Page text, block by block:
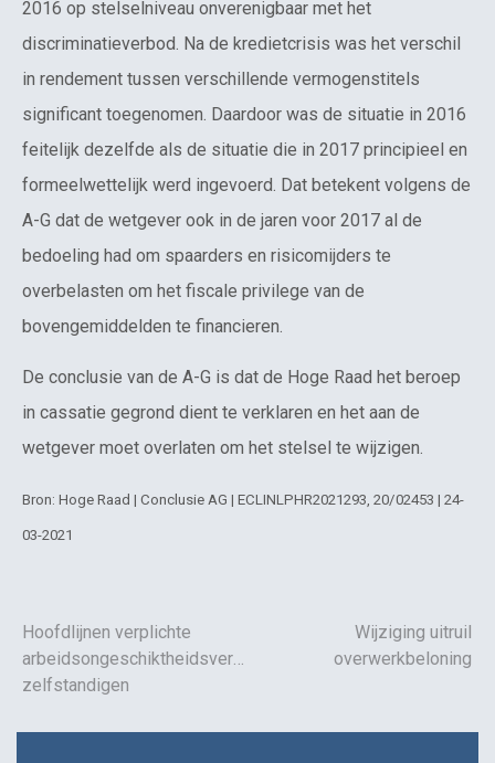
2016 op stelselniveau onverenigbaar met het
discriminatieverbod. Na de kredietcrisis was het verschil
in rendement tussen verschillende vermogenstitels
significant toegenomen. Daardoor was de situatie in 2016
feitelijk dezelfde als de situatie die in 2017 principieel en
formeelwettelijk werd ingevoerd. Dat betekent volgens de
A-G dat de wetgever ook in de jaren voor 2017 al de
bedoeling had om spaarders en risicomijders te
overbelasten om het fiscale privilege van de
bovengemiddelden te financieren.
De conclusie van de A-G is dat de Hoge Raad het beroep
in cassatie gegrond dient te verklaren en het aan de
wetgever moet overlaten om het stelsel te wijzigen.
Bron: Hoge Raad | Conclusie AG | ECLINLPHR2021293, 20/02453 | 24-
03-2021
Hoofdlijnen verplichte
arbeidsongeschiktheidsverzekering
zelfstandigen
Wijziging uitruil
overwerkbeloning